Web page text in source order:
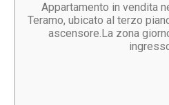
Appartamento in vendita
Teramo, ubicato al terzo
ascensore.La zona